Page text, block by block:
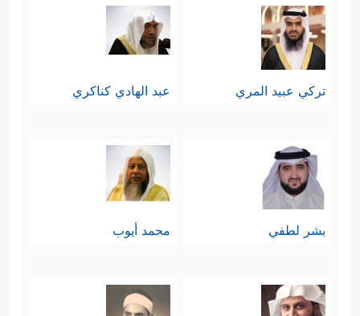
تركي عبيد المري عبد الهادي كناكري
بشر لطفي محمد أيوب